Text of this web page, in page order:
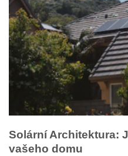
Solární Architektura:
vašeho domu